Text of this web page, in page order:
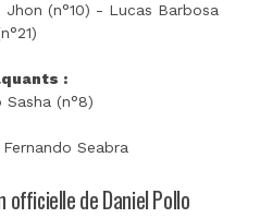
(n°10) - Lucas Barbosa
:
Sasha (n°8)
Fernando Seabra
de Daniel Pollo